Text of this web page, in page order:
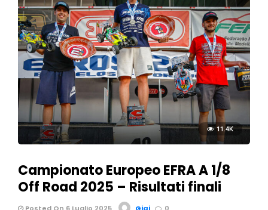
11.4K
Campionato Europeo EFRA A 1/8
Off Road 2025 – Risultati finali